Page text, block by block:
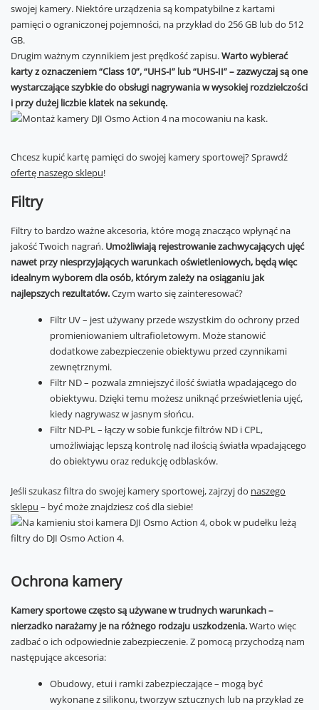
swojej kamery. Niektóre urządzenia są kompatybilne z kartami
pamięci o ograniczonej pojemności, na przykład do 256 GB lub do 512
GB.
Drugim ważnym czynnikiem jest prędkość zapisu.Warto wybierać
karty z oznaczeniem “Class 10”, “UHS-I” lub “UHS-II” – zazwyczaj są one
wystarczające szybkie do obsługi nagrywania w wysokiej rozdzielczości
i przy dużej liczbie klatek na sekundę.
Chcesz kupić kartę pamięci do swojej kamery sportowej? Sprawdź
ofertę naszego sklepu!
Filtry
Filtry to bardzo ważne akcesoria, które mogą znacząco wpłynąć na
jakość Twoich nagrań. Umożliwiają rejestrowanie zachwycających ujęć
nawet przy niesprzyjających warunkach oświetleniowych, będą więc
idealnym wyborem dla osób, którym zależy na osiąganiu jak
najlepszych rezultatów.Czym warto się zainteresować?
Filtr UV – jest używany przede wszystkim do ochrony przed
promieniowaniem ultrafioletowym. Może stanowić
dodatkowe zabezpieczenie obiektywu przed czynnikami
zewnętrznymi.
Filtr ND – pozwala zmniejszyć ilość światła wpadającego do
obiektywu. Dzięki temu możesz uniknąć prześwietlenia ujęć,
kiedy nagrywasz w jasnym słońcu.
Filtr ND-PL – łączy w sobie funkcje filtrów ND i CPL,
umożliwiając lepszą kontrolę nad ilością światła wpadającego
do obiektywu oraz redukcję odblasków.
Jeśli szukasz filtra do swojej kamery sportowej, zajrzyj do naszego
sklepu – być może znajdziesz coś dla siebie!
Ochrona kamery
Kamery sportowe często są używane w trudnych warunkach –
nierzadko narażamy je na różnego rodzaju uszkodzenia.Warto więc
zadbać o ich odpowiednie zabezpieczenie. Z pomocą przychodzą nam
następujące akcesoria:
Obudowy, etui i ramki zabezpieczające – mogą być
wykonane z silikonu, tworzyw sztucznych lub na przykład ze